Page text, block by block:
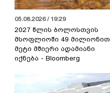
05.08.2026 / 19:29
2027 წლის ბოლოსთვის
მსოფლიოში 49 მილიონით
მეტი მშიერი ადამიანი
იქნება - Bloomberg